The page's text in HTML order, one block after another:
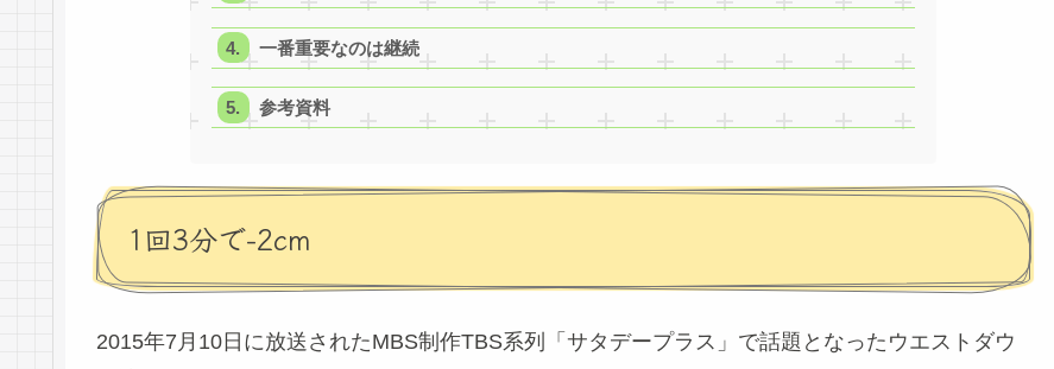
一番重要なのは継続
参考資料
1回3分で-2cm
2015年7月10日に放送されたMBS制作TBS系列「サタデープラス」で話題となったウエストダウ